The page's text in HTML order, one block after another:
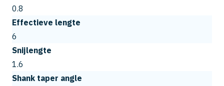
0.8
Effectieve lengte
6
Snijlengte
1.6
Shank taper angle